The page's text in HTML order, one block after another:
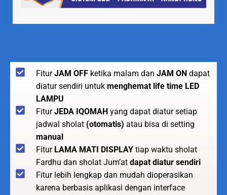
FiturJAM OFF ketika malam dan JAM ON dapat
diatur sendiri untuk menghemat life time LED
LAMPU
FiturJEDA IQOMAH yang dapat diatur setiap
jadwal sholat (otomatis) atau bisa di setting
manual
Fitur LAMA MATI DISPLAY tiap waktu sholat
Fardhu dan sholat Jum’at dapat diatur sendiri
Fitur lebih lengkap dan mudah dioperasikan
karena berbasis aplikasi dengan interface